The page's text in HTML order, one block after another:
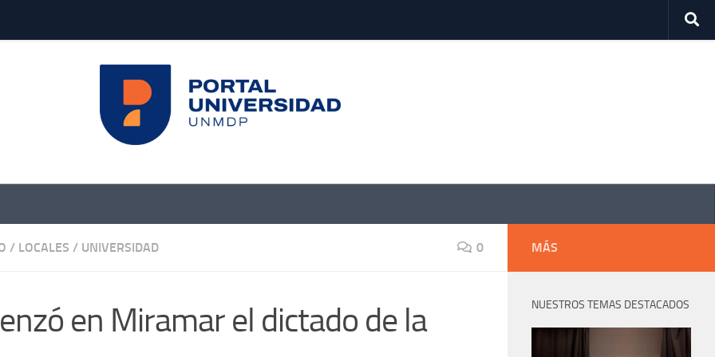
/ LOCALES / UNIVERSIDAD 0
en Miramar el dictado de la
MÁS
NUESTROS TEMAS DESTACADOS